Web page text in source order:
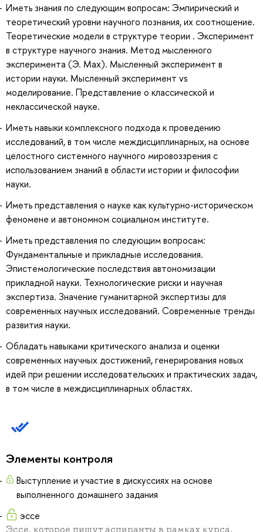
Иметь знания по следующим вопросам: Эмпирический и
теоретический уровни научного познания, их соотношение.
Теоретические модели в структуре теории . Эксперимент
в структуре научного знания. Метод мысленного
эксперимента (Э. Мах). Мысленный эксперимент в
истории науки. Мысленный эксперимент vs
моделирование. Представление о классической и
неклассической науке.
Иметь навыки комплексного подхода к проведению
исследований, в том числе междисциплинарных, на основе
целостного системного научного мировоззрения с
использованием знаний в области истории и философии
науки.
Иметь представления о науке как культурно-историческом
феномене и автономном социальном институте.
Иметь представления по следующим вопросам:
Фундаментальные и прикладные исследования.
Эпистемологические последствия автономизации
прикладной науки. Технологические риски и научная
экспертиза. Значение гуманитарной экспертизы для
современных научных исследований. Современные тренды
развития науки.
Обладать навыками критического анализа и оценки
современных научных достижений, генерирования новых
идей при решении исследовательских и практических задач,
в том числе в междисциплинарных областях.
Элементы контроля
Выступление и участие в дискуссиях на основе
выполненного домашнего задания
эссе
Эссе, которое пишут аспиранты в рамках курса,